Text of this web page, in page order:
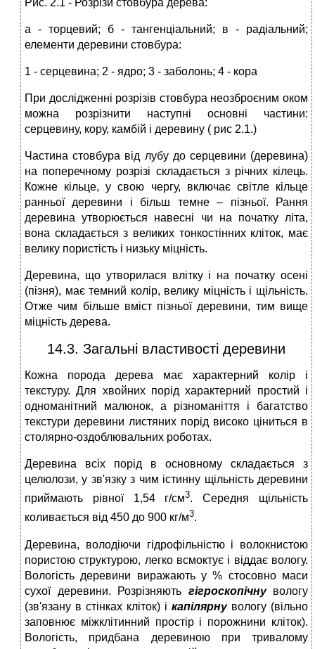
Рис. 2.1 - Розрізи стовбура дерева:
а - торцевий; б - тангенціальний; в - радіальний;
елементи деревини стовбура:
1 - серцевина; 2 - ядро; 3 - заболонь; 4 - кора
При дослідженні розрізів стовбура неозброєним оком
можна розрізнити наступні основні частини:
серцевину, кору, камбій і деревину ( рис 2.1.)
Частина стовбура від лубу до серцевини (деревина)
на поперечному розрізі складається з річних кілець.
Кожне кільце, у свою чергу, включає світле кільце
ранньої деревини і більш темне – пізньої. Рання
деревина утворюється навесні чи на початку літа,
вона складається з великих тонкостінних кліток, має
велику пористість і низьку міцність.
Деревина, що утворилася влітку і на початку осені
(пізня), має темний колір, велику міцність і щільність.
Отже чим більше вміст пізньої деревини, тим вище
міцність дерева.
14.3. Загальні властивості деревини
Кожна порода дерева має характерний колір і
текстуру. Для хвойних порід характерний простий і
одноманітний малюнок, а різноманіття і багатство
текстури деревини листяних порід високо ціниться в
столярно-оздоблювальних роботах.
Деревина всіх порід в основному складається з
целюлози, у зв'язку з чим істинну щільність деревини
приймають рівної 1,54 г/см3. Середня щільність
коливається від 450 до 900 кг/м3.
Деревина, володіючи гідрофільністю і волокнистою
пористою структурою, легко всмоктує і віддає вологу.
Вологість деревини виражають у % стосовно маси
сухої деревини. Розрізняють гігроскопічну вологу
(зв'язану в стінках кліток) і капілярнувологу (вільно
заповнює міжклітинний простір і порожнини кліток).
Вологість, придбана деревиною при тривалому